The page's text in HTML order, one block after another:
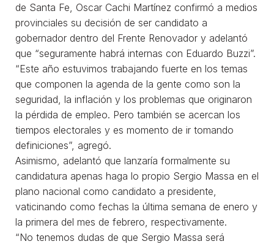
de Santa Fe, Oscar Cachi Martínez confirmó a medios
provinciales su decisión de ser candidato a
gobernador dentro del Frente Renovador y adelantó
que “seguramente habrá internas con Eduardo Buzzi”.
“Este año estuvimos trabajando fuerte en los temas
que componen la agenda de la gente como son la
seguridad, la inflación y los problemas que originaron
la pérdida de empleo. Pero también se acercan los
tiempos electorales y es momento de ir tomando
definiciones”, agregó.
Asimismo, adelantó que lanzaría formalmente su
candidatura apenas haga lo propio Sergio Massa en el
plano nacional como candidato a presidente,
vaticinando como fechas la última semana de enero y
la primera del mes de febrero, respectivamente.
“No tenemos dudas de que Sergio Massa será